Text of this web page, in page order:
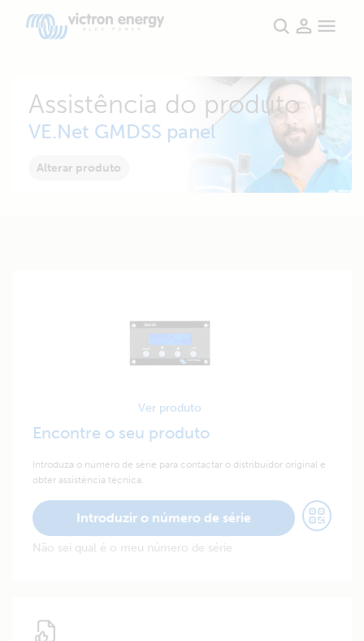
Assistência do produto
VE.Net GMDSS panel
Alterar produto
Ver produto
Encontre o seu produto
Introduza o número de série para contactar o distribuidor original e
obter assistência técnica.
Introduzir o número de série
Não sei qual é o meu número de série